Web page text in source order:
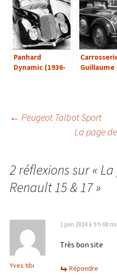
Panhard
Dynamic (1936-
Guillaume
articles
← Peugeot Talbot Sport
La page
2 réflexions sur «
Renault 15 & 17»
Yves tibi
1 juin 2024 à 9 h 00
Très bon site
Répondre